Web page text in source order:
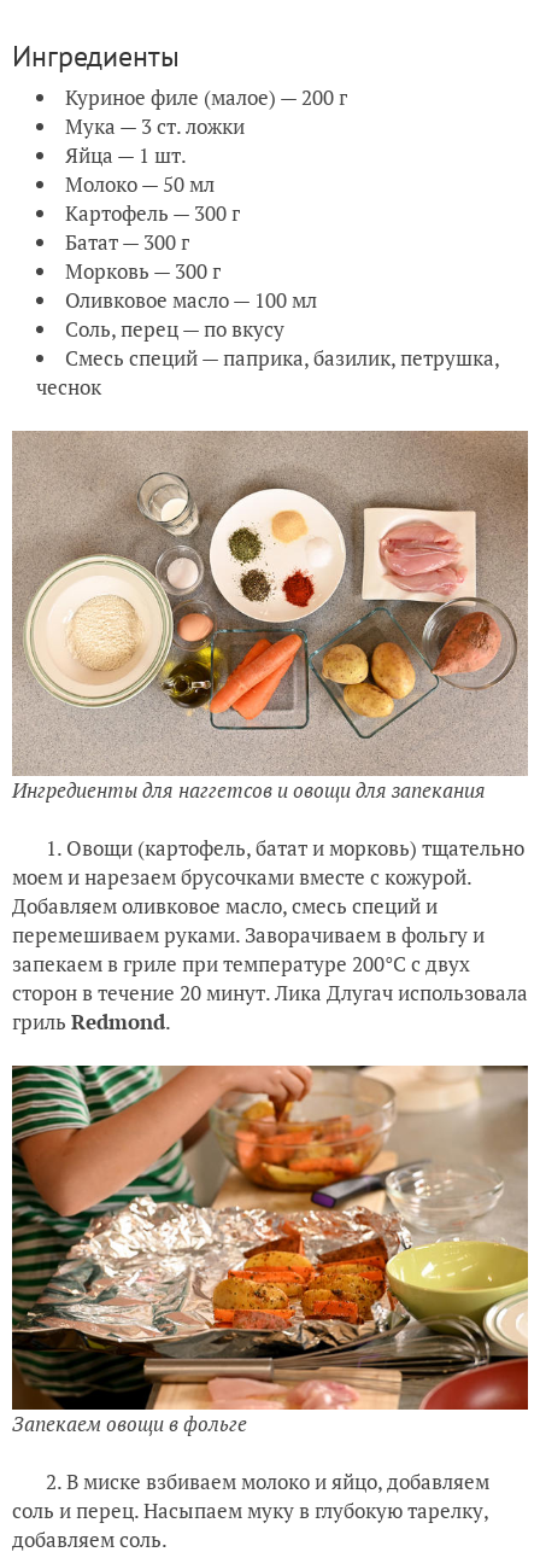
Ингредиенты
Куриное филе (малое) — 200 г
Мука — 3 ст. ложки
Яйца — 1 шт.
Молоко — 50 мл
Картофель — 300 г
Батат — 300 г
Морковь — 300 г
Оливковое масло — 100 мл
Соль, перец — по вкусу
Смесь специй — паприка, базилик, петрушка,
чеснок
Ингредиенты для наггетсов и овощи для запекания
1. Овощи (картофель, батат и морковь) тщательно
моем и нарезаем брусочками вместе с кожурой.
Добавляем оливковое масло, смесь специй и
перемешиваем руками. Заворачиваем в фольгу и
запекаем в гриле при температуре 200°С с двух
сторон в течение 20 минут. Лика Длугач использовала
гриль Redmond.
Запекаем овощи в фольге
2. В миске взбиваем молоко и яйцо, добавляем
соль и перец. Насыпаем муку в глубокую тарелку,
добавляем соль.